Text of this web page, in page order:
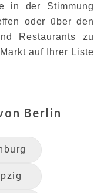
in der Stimmung
oder über den
Restaurants zu
auf Ihrer Liste
Berlin